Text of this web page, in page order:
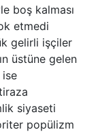
boş kalması
etmedi
gelirli işçiler
üstüne gelen
ise
siyaseti
popülizm